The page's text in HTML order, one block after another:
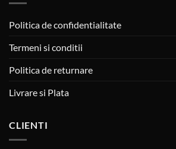
Politica de confidentialitate
Termeni si conditii
Politica de returnare
Livrare si Plata
CLIENTI